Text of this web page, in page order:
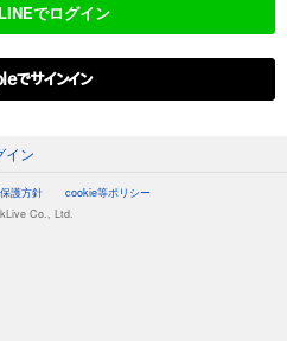
LINEでログイン
サインイン
イン
護方針
cookie等ポリシー
Co., Ltd.